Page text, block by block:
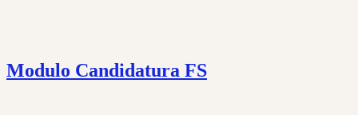
Modulo Candidatura FS